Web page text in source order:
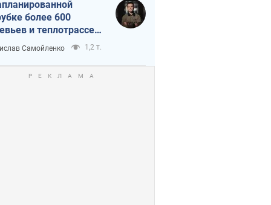
более 600
и теплотрассе:
на
в Киеве
Самойленко 1,2 т.